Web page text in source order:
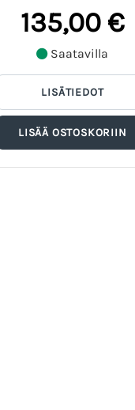
135,00 €
Saatavilla